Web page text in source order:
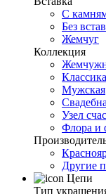
С
Без
Жемчуг
Коллекция
Классика
Мужская
Узел
Флора и
Другие
Цепи
Тип